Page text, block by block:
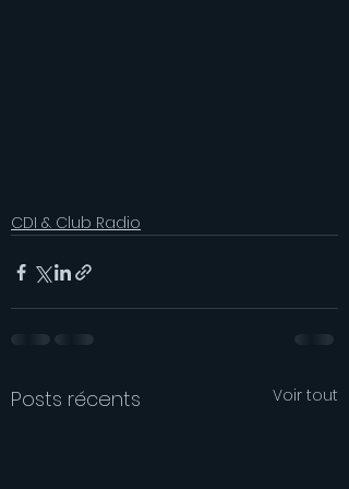
CDI & Club Radio
Posts récents Voir tout